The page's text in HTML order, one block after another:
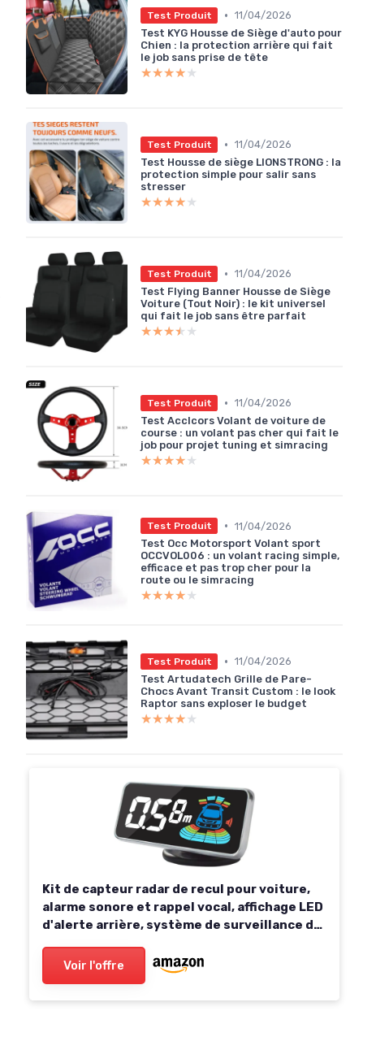
Test Produit • 11/04/2026
Test KYG Housse de Siège d'auto pour
Chien : la protection arrière qui fait
le job sans prise de tête
★★★★★
★★★★★
Test Produit • 11/04/2026
Test Housse de siège LIONSTRONG : la
protection simple pour salir sans
stresser
★★★★★
★★★★★
Test Produit • 11/04/2026
Test Flying Banner Housse de Siège
Voiture (Tout Noir) : le kit universel
qui fait le job sans être parfait
★★★★★
★★★★★
Test Produit • 11/04/2026
Test Acclcors Volant de voiture de
course : un volant pas cher qui fait le
job pour projet tuning et simracing
★★★★★
★★★★★
Test Produit • 11/04/2026
Test Occ Motorsport Volant sport
OCCVOL006 : un volant racing simple,
efficace et pas trop cher pour la
route ou le simracing
★★★★★
★★★★★
Test Produit • 11/04/2026
Test Artudatech Grille de Pare-
Chocs Avant Transit Custom : le look
Raptor sans exploser le budget
★★★★★
★★★★★
Kit de capteur radar de recul pour voiture,
alarme sonore et rappel vocal, affichage LED
d'alerte arrière, système de surveillance de
Voir l'offre